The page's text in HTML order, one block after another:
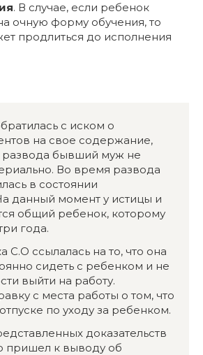
. В случае, если ребенок
очную форму обучения, то
продлиться до исполнения
с иском о
на свое содержание,
развода бывший муж не
Во время развода
в состоянии
данный момент у истицы и
общий ребенок, которому
года.
С.О ссылалась на то, что она
сидеть с ребенком и не
выйти на работу.
с места работы о том, что
по уходу за ребенком.
доказательств
пришел к выводу об